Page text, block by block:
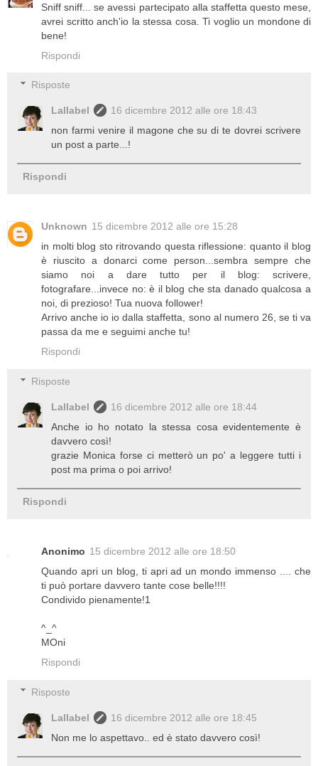
Sniff sniff... se avessi partecipato alla staffetta questo mese,
avrei scritto anch'io la stessa cosa. Ti voglio un mondone di
bene!
Rispondi
Risposte
Lallabel
16 dicembre 2012 alle ore 18:43
non farmi venire il magone che su di te dovrei scrivere
un post a parte...!
Rispondi
Unknown 15 dicembre 2012 alle ore 15:28
in molti blog sto ritrovando questa riflessione: quanto il blog
è riuscito a donarci come person...sembra sempre che
siamo noi a dare tutto per il blog: scrivere,
fotografare...invece no: è il blog che sta danado qualcosa a
noi, di prezioso! Tua nuova follower!
Arrivo anche io io dalla staffetta, sono al numero 26, se ti va
passa da me e seguimi anche tu!
Rispondi
Risposte
Lallabel
16 dicembre 2012 alle ore 18:44
Anche io ho notato la stessa cosa evidentemente è
davvero così!
grazie Monica forse ci metterò un po' a leggere tutti i
post ma prima o poi arrivo!
Rispondi
Anonimo 15 dicembre 2012 alle ore 18:50
Quando apri un blog, ti apri ad un mondo immenso .... che
ti può portare davvero tante cose belle!!!!
Condivido pienamente!1
^_^
MOni
Rispondi
Risposte
Lallabel
16 dicembre 2012 alle ore 18:45
Non me lo aspettavo.. ed è stato davvero così!